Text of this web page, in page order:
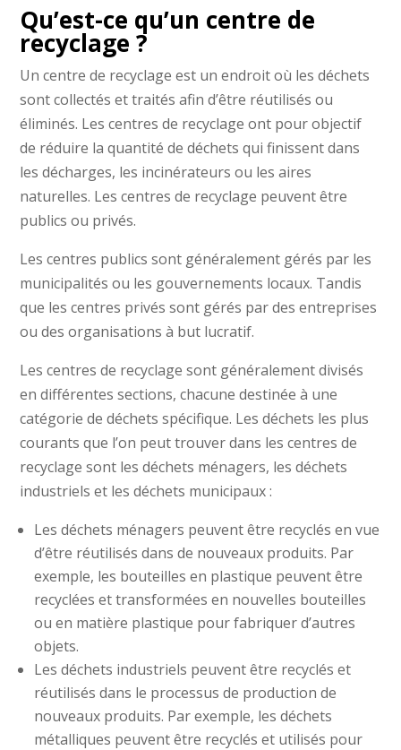
Qu’est-ce qu’un centre de
recyclage ?
Un centre de recyclage est un endroit où les déchets
sont collectés et traités afin d’être réutilisés ou
éliminés. Les centres de recyclage ont pour objectif
de réduire la quantité de déchets qui finissent dans
les décharges, les incinérateurs ou les aires
naturelles. Les centres de recyclage peuvent être
publics ou privés.
Les centres publics sont généralement gérés par les
municipalités ou les gouvernements locaux. Tandis
que les centres privés sont gérés par des entreprises
ou des organisations à but lucratif.
Les centres de recyclage sont généralement divisés
en différentes sections, chacune destinée à une
catégorie de déchets spécifique. Les déchets les plus
courants que l’on peut trouver dans les centres de
recyclage sont les déchets ménagers, les déchets
industriels et les déchets municipaux :
Les déchets ménagers peuvent être recyclés en vue
d’être réutilisés dans de nouveaux produits. Par
exemple, les bouteilles en plastique peuvent être
recyclées et transformées en nouvelles bouteilles
ou en matière plastique pour fabriquer d’autres
objets.
Les déchets industriels peuvent être recyclés et
réutilisés dans le processus de production de
nouveaux produits. Par exemple, les déchets
métalliques peuvent être recyclés et utilisés pour